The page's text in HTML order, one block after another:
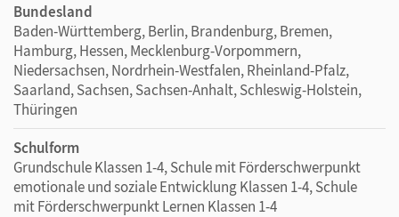
Bundesland
Baden-Württemberg, Berlin, Brandenburg, Bremen,
Hamburg, Hessen, Mecklenburg-Vorpommern,
Niedersachsen, Nordrhein-Westfalen, Rheinland-Pfalz,
Saarland, Sachsen, Sachsen-Anhalt, Schleswig-Holstein,
Thüringen
Schulform
Grundschule Klassen 1-4, Schule mit Förderschwerpunkt
emotionale und soziale Entwicklung Klassen 1-4, Schule
mit Förderschwerpunkt Lernen Klassen 1-4